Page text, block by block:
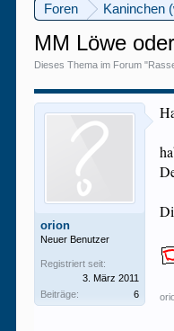
Foren Kaninchen
MM Löwe
Dieses Thema im Forum "
orion
Neuer Benutzer
Registriert seit:
3. März 2011
Beiträge:
6